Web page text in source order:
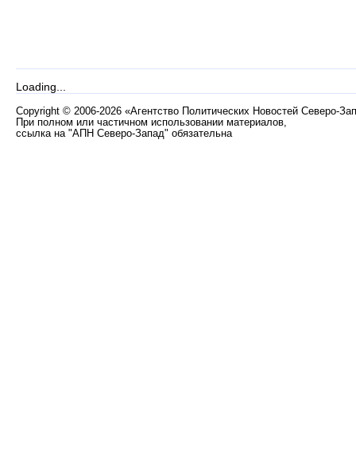
Loading...
Copyright © 2006-2026 «Агентство Политических Новостей Северо-
При полном или частичном использовании материалов,
ссылка на "АПН Северо-Запад" обязательна